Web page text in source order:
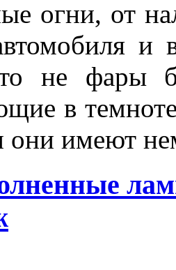
огни, от
и
не фары
в
они имеют